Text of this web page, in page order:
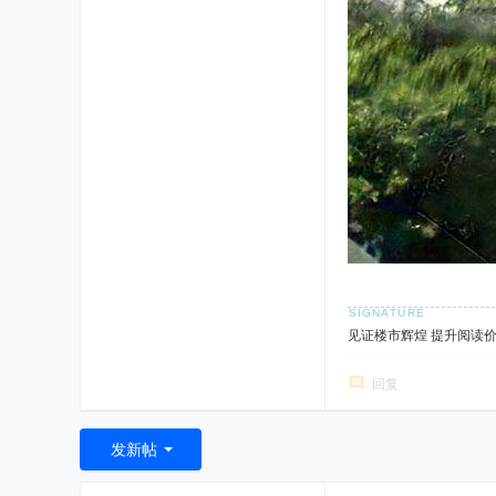
见证楼市辉煌 提升阅读
回复
发新帖